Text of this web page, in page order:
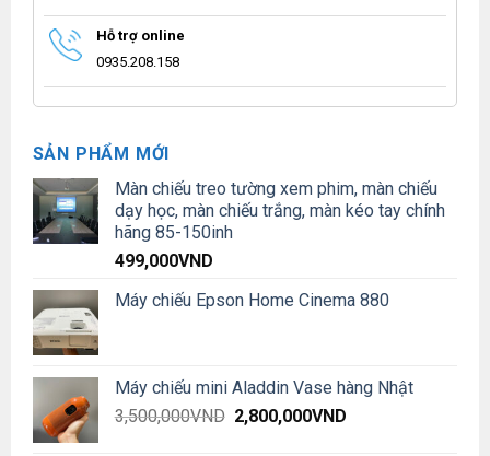
Hỗ trợ online
0935.208.158
SẢN PHẨM MỚI
Màn chiếu treo tường xem phim, màn chiếu
dạy học, màn chiếu trắng, màn kéo tay chính
hãng 85-150inh
499,000VND
Máy chiếu Epson Home Cinema 880
Máy chiếu mini Aladdin Vase hàng Nhật
3,500,000VND Original
2,800,000VND